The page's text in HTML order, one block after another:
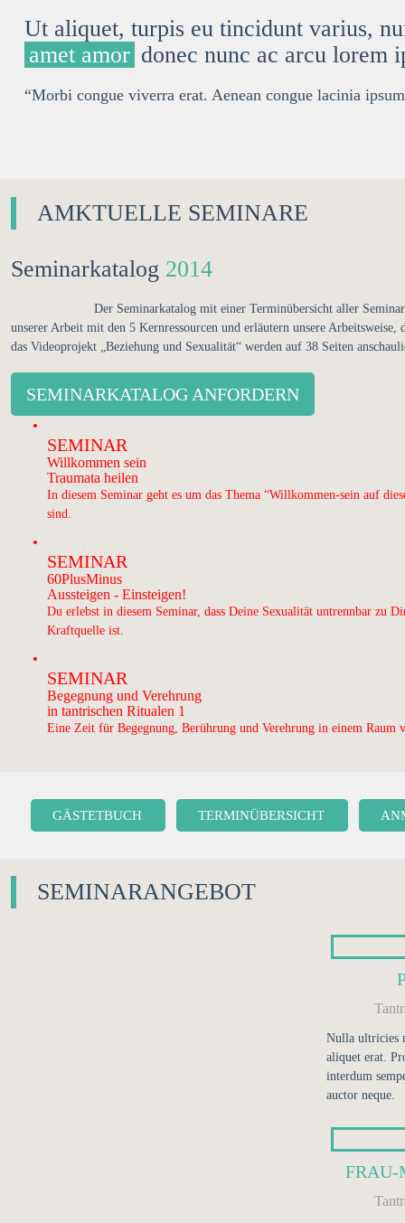
Ut aliquet, turpis eu tincidunt varius,
amet amor donec nunc ac arcu lorem
“Morbi congue viverra erat. Aenean congue lacinia
AMKTUELLE SEMINARE
Seminarkatalog 2014
Der Seminarkatalog mit einer Terminübersicht aller
unserer Arbeit mit den 5 Kernressourcen und erläutern unsere
das Videoprojekt „Beziehung und Sexualität“ werden auf 38 Seiten
SEMINARKATALOG ANFORDERN
SEMINAR
Willkommen sein
Traumata heilen
In diesem Seminar geht es um das Thema “Willkommen-sein auf
sind.
SEMINAR
60PlusMinus
Aussteigen - Einsteigen!
Du erlebst in diesem Seminar, dass Deine Sexualität untrennbar zu
Kraftquelle ist.
SEMINAR
Begegnung und Verehrung
in tantrischen Ritualen 1
Eine Zeit für Begegnung, Berührung und Verehrung in einem Raum
GÄSTETBUCH TERMINÜBERSICHT
SEMINARANGEBOT
Nulla ultricies
aliquet erat.
interdum
auctor neque.
FRAU-